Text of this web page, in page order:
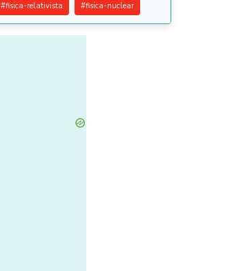
#fisica-relativista #fisica-nuclear